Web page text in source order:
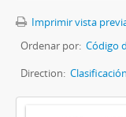
Imprimir vista
Ordenar por: Código
Direction: